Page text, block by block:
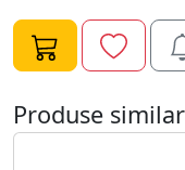
Produse